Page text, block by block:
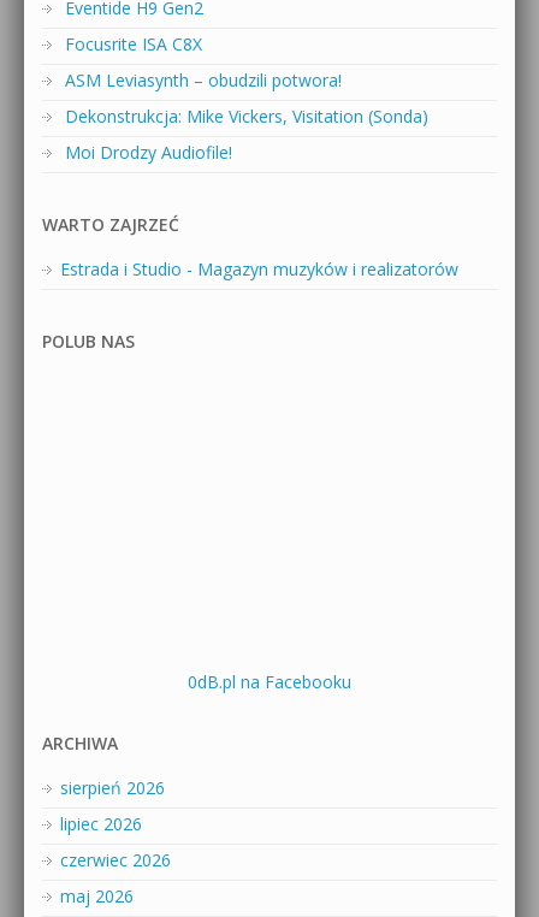
Eventide H9 Gen2
Focusrite ISA C8X
ASM Leviasynth – obudzili potwora!
Dekonstrukcja: Mike Vickers, Visitation (Sonda)
Moi Drodzy Audiofile!
WARTO ZAJRZEĆ
Estrada i Studio - Magazyn muzyków i realizatorów
POLUB NAS
0dB.pl na Facebooku
ARCHIWA
sierpień 2026
lipiec 2026
czerwiec 2026
maj 2026